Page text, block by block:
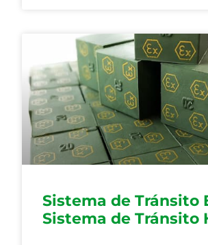
Sistema de Tránsito
Sistema de Tránsito